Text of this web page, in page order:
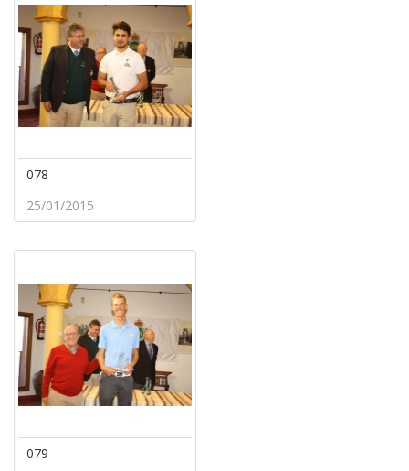
078
25/01/2015
079